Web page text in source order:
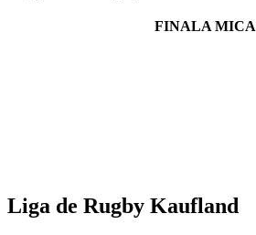
FINALA MICA
Liga de Rugby Kaufland